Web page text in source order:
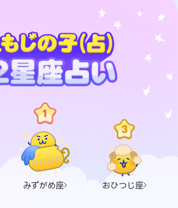
みずがめ座 おひつじ座